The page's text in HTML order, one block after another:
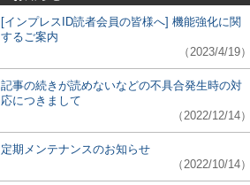
[インプレスID読者会員の皆様へ] 機能強化に関
するご案内
（2023/4/19）
記事の続きが読めないなどの不具合発生時の対
応につきまして
（2022/12/14）
定期メンテナンスのお知らせ
（2022/10/14）